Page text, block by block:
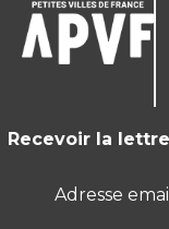
Recevoir la
Adresse